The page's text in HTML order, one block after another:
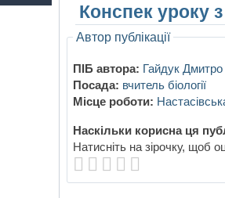
Конспек уроку
Автор публікації
ПІБ автора: Гайдук
Посада: вчитель біології
Місце роботи:
Наскільки корисна ця
Натисніть на зірочку, щоб